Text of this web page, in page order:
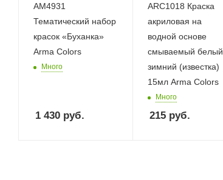
AM4931
Тематический набор
красок «Буханка»
Arma Colors
Много
1 430 руб.
ARC1018 Краска
акриловая на
водной основе
смываемый белый
зимний (известка)
15мл Arma Colors
Много
215руб.